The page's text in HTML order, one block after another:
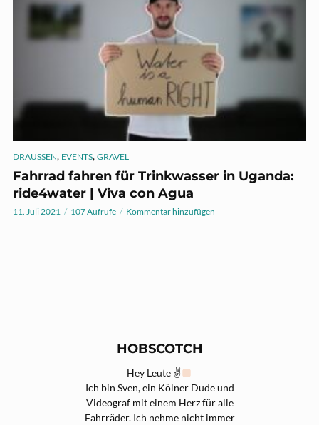
DRAUSSEN, EVENTS, GRAVEL
Fahrrad fahren für Trinkwasser in Uganda:
ride4water | Viva con Agua
11. Juli 2021 107 Aufrufe Kommentar hinzufügen
HOBSCOTCH
Hey Leute ✌
Ich bin Sven, ein Kölner Dude und
Videograf mit einem Herz für alle
Fahrräder. Ich nehme nicht immer